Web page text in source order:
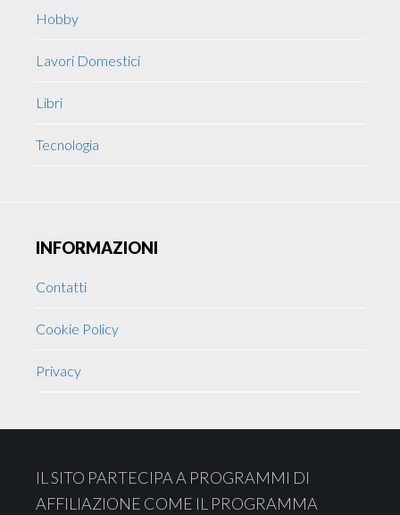
Hobby
Lavori Domestici
Libri
Tecnologia
INFORMAZIONI
Contatti
Cookie Policy
Privacy
IL SITO PARTECIPA A PROGRAMMI DI
AFFILIAZIONE COME IL PROGRAMMA